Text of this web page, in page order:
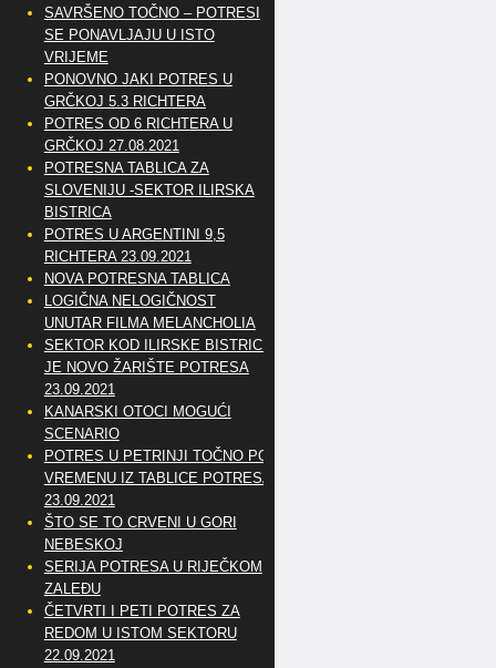
SAVRŠENO TOČNO – POTRESI
SE PONAVLJAJU U ISTO
VRIJEME
PONOVNO JAKI POTRES U
GRČKOJ 5.3 RICHTERA
POTRES OD 6 RICHTERA U
GRČKOJ 27.08.2021
POTRESNA TABLICA ZA
SLOVENIJU -SEKTOR ILIRSKA
BISTRICA
POTRES U ARGENTINI 9,5
RICHTERA 23.09.2021
NOVA POTRESNA TABLICA
LOGIČNA NELOGIČNOST
UNUTAR FILMA MELANCHOLIA
SEKTOR KOD ILIRSKE BISTRICE
JE NOVO ŽARIŠTE POTRESA
23.09.2021
KANARSKI OTOCI MOGUĆI
SCENARIO
POTRES U PETRINJI TOČNO PO
VREMENU IZ TABLICE POTRESA
23.09.2021
ŠTO SE TO CRVENI U GORI
NEBESKOJ
SERIJA POTRESA U RIJEČKOM
ZALEĐU
ČETVRTI I PETI POTRES ZA
REDOM U ISTOM SEKTORU
22.09.2021